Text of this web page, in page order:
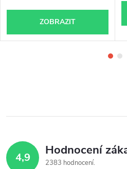
ZOBRAZIT
4,9 Hodnocení
2383 hodnocení